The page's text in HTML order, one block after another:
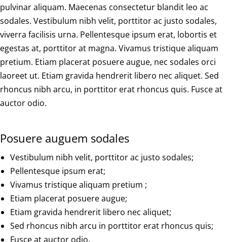
pulvinar aliquam. Maecenas consectetur blandit leo ac
sodales. Vestibulum nibh velit, porttitor ac justo sodales,
viverra facilisis urna. Pellentesque ipsum erat, lobortis et
egestas at, porttitor at magna. Vivamus tristique aliquam
pretium. Etiam placerat posuere augue, nec sodales orci
laoreet ut. Etiam gravida hendrerit libero nec aliquet. Sed
rhoncus nibh arcu, in porttitor erat rhoncus quis. Fusce at
auctor odio.
Posuere auguem sodales
Vestibulum nibh velit, porttitor ac justo sodales;
Pellentesque ipsum erat;
Vivamus tristique aliquam pretium ;
Etiam placerat posuere augue;
Etiam gravida hendrerit libero nec aliquet;
Sed rhoncus nibh arcu in porttitor erat rhoncus quis;
Fusce at auctor odio.